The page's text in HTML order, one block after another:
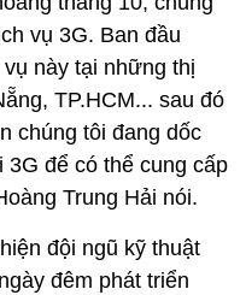
vụ 3G. Ban đầu
này tại những thị
TP.HCM... sau đó
chúng tôi đang dốc
để có thể cung cấp
Trung Hải nói.
đội ngũ kỹ thuật
đêm phát triển